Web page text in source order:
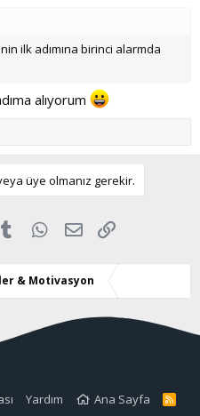
ilk adımına birinci alarmda
alıyorum
üye olmanız gerekir.
Tumblr WhatsApp
E-posta
& Motivasyon
Yardım Ana Sayfa
R